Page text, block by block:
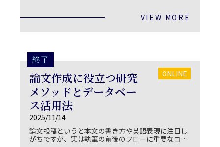
VIEW MORE
終了
ONLINE
論文作成に役立つ研究
メソッドとデータベー
ス活用法
2025/11/14
論文投稿というと本文の書き方や英語表現に注目し
がちですが、実は執筆の前後のフローに重要なコツ